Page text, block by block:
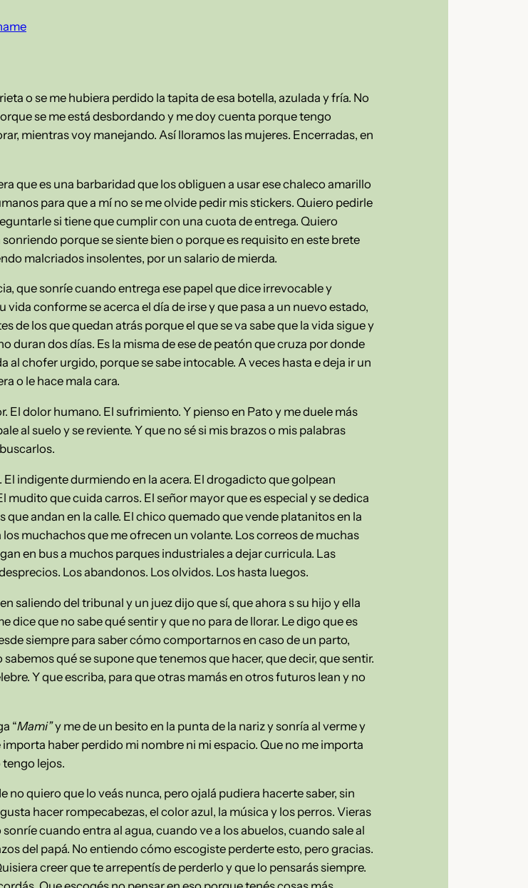
o se me hubiera perdido la tapita de esa botella, azulada y fría. No
se me está desbordando y me doy cuenta porque tengo
mientras voy manejando. Así lloramos las mujeres. Encerradas, en
que es una barbaridad que los obliguen a usar ese chaleco amarillo
para que a mí no se me olvide pedir mis stickers. Quiero pedirle
si tiene que cumplir con una cuota de entrega. Quiero
porque se siente bien o porque es requisito en este brete
malcriados insolentes, por un salario de mierda.
que sonríe cuando entrega ese papel que dice irrevocable y
conforme se acerca el día de irse y que pasa a un nuevo estado,
de los que quedan atrás porque el que se va sabe que la vida sigue y
duran dos días. Es la misma de ese de peatón que cruza por donde
al chofer urgido, porque se sabe intocable. A veces hasta e deja ir un
o le hace mala cara.
El dolor humano. El sufrimiento. Y pienso en Pato y me duele más
al suelo y se reviente. Y que no sé si mis brazos o mis palabras
indigente durmiendo en la acera. El drogadicto que golpean
mudito que cuida carros. El señor mayor que es especial y se dedica
andan en la calle. El chico quemado que vende platanitos en la
muchachos que me ofrecen un volante. Los correos de muchas
en bus a muchos parques industriales a dejar curricula. Las
Los abandonos. Los olvidos. Los hasta luegos.
saliendo del tribunal y un juez dijo que sí, que ahora s su hijo y ella
dice que no sabe qué sentir y que no para de llorar. Le digo que es
siempre para saber cómo comportarnos en caso de un parto,
qué se supone que tenemos que hacer, que decir, que sentir.
Y que escriba, para que otras mamás en otros futuros lean y no
“Mami”y me de un besito en la punta de la nariz y sonría al verme y
haber perdido mi nombre ni mi espacio. Que no me importa
lejos.
quiero que lo veás nunca, pero ojalá pudiera hacerte saber, sin
hacer rompecabezas, el color azul, la música y los perros. Vieras
cuando entra al agua, cuando ve a los abuelos, cuando sale al
del papá. No entiendo cómo escogiste perderte esto, pero gracias.
creer que te arrepentís de perderlo y que lo pensarás siempre.